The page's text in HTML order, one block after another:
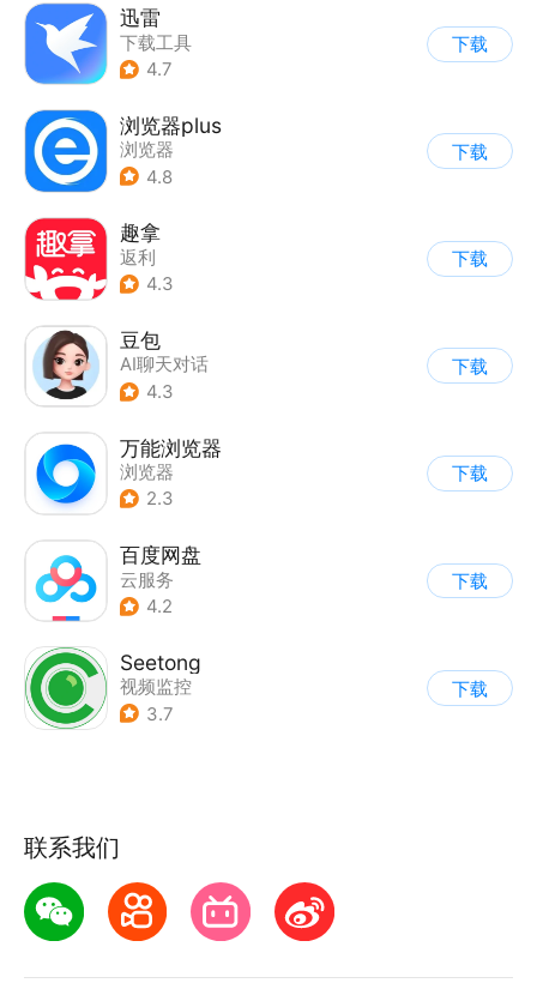
迅雷
下载工具
4.7
下载
浏览器plus
浏览器
4.8
下载
趣拿
返利
4.3
下载
豆包
AI聊天对话
4.3
下载
万能浏览器
浏览器
2.3
下载
百度网盘
云服务
4.2
下载
Seetong
视频监控
3.7
下载
联系我们